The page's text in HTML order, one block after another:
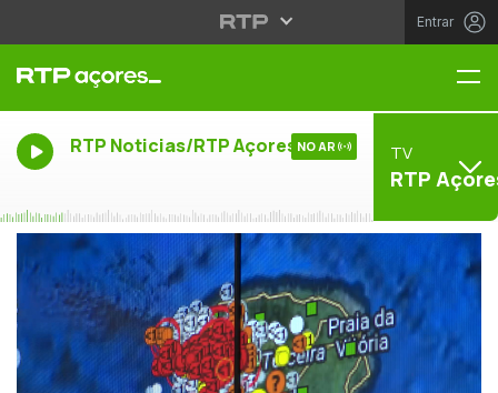
Entrar
RTP Noticias/RTP Açores NO AR TV
RTP